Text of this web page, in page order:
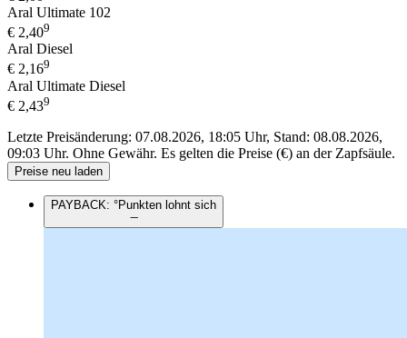
Aral Ultimate 102
€ 2,409
Aral Diesel
€ 2,169
Aral Ultimate Diesel
€ 2,439
Letzte Preisänderung: 07.08.2026, 18:05 Uhr, Stand: 08.08.2026,
09:03 Uhr. Ohne Gewähr. Es gelten die Preise (€) an der Zapfsäule.
Preise neu laden
PAYBACK: °Punkten lohnt sich